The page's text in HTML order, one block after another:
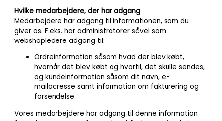
Hvilke medarbejdere, der har adgang
Medarbejdere har adgang til informationen, som du
giver os. F.eks. har administratorer såvel som
webshopledere adgang til:
Ordreinformation såsom hvad der blev købt,
hvornår det blev købt og hvortil, det skulle sendes,
og kundeinformation såsom dit navn, e-
mailadresse samt information om fakturering og
forsendelse.
Vores medarbejdere har adgang til denne information